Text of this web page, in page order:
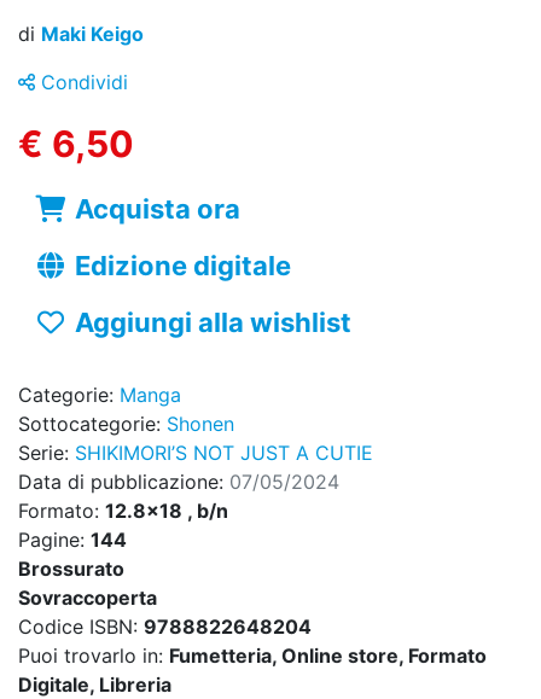
di Maki Keigo
Condividi
€ 6,50
Acquista ora
Edizione digitale
Aggiungi alla wishlist
Categorie: Manga
Sottocategorie: Shonen
Serie: SHIKIMORI’S NOT JUST A CUTIE
Data di pubblicazione: 07/05/2024
Formato: 12.8x18 , b/n
Pagine: 144
Brossurato
Sovraccoperta
Codice ISBN: 9788822648204
Puoi trovarlo in: Fumetteria, Online store, Formato
Digitale, Libreria